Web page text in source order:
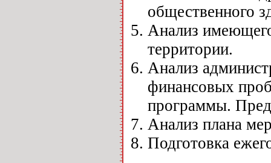
общественного
Анализ
территории.
Анализ
финансовых
программы.
Анализ плана
Подготовка